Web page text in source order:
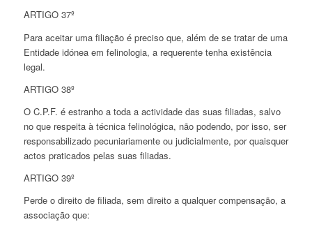
ARTIGO 37º
Para aceitar uma filiação é preciso que, além de se tratar de uma
Entidade idónea em felinologia, a requerente tenha existência
legal.
ARTIGO 38º
O C.P.F. é estranho a toda a actividade das suas filiadas, salvo
no que respeita à técnica felinológica, não podendo, por isso, ser
responsabilizado pecuniariamente ou judicialmente, por quaisquer
actos praticados pelas suas filiadas.
ARTIGO 39º
Perde o direito de filiada, sem direito a qualquer compensação, a
associação que: